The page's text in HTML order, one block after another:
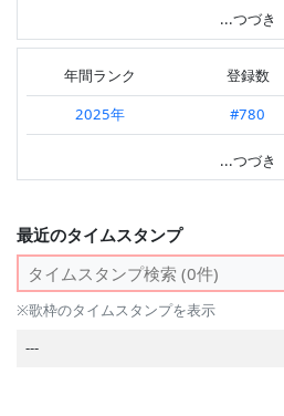
---
2026.02 第3週
2026.02 第2週
---
2026.01 第2週
---
2025.12 第2週
---
2025.10 第3週
---
2025.10 第1週
---
---
2026 2月
---
2025 12月
---
2025 9月
#180
2025 4月
2025 3月
2025 2月
...つづき
年間ランク 登録数
2025年
#780
#466
2022年
2021年
...つづき
最近のタイムスタンプ
※歌枠のタイムスタンプを表示
---